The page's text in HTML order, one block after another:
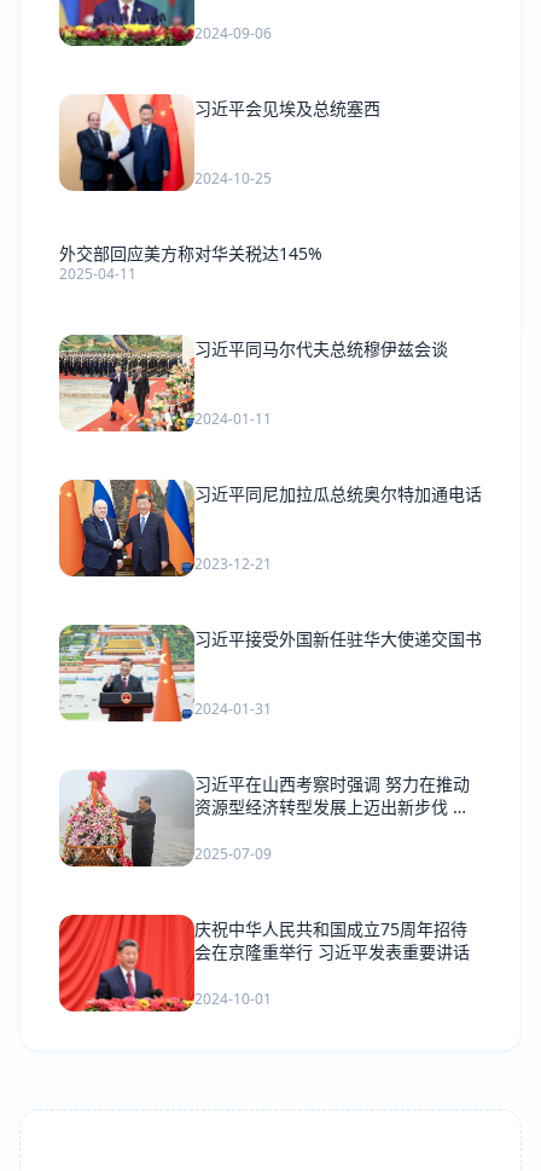
2024-09-06
习近平会见埃及总统塞西
2024-10-25
外交部回应美方称对华关税达145%
2025-04-11
习近平同马尔代夫总统穆伊兹会谈
2024-01-11
习近平同尼加拉瓜总统奥尔特加通电话
2023-12-21
习近平接受外国新任驻华大使递交国书
2024-01-31
习近平在山西考察时强调 努力在推动
资源型经济转型发展上迈出新步伐 奋
章
2025-07-09
庆祝中华人民共和国成立75周年招待
会在京隆重举行 习近平发表重要讲话
2024-10-01